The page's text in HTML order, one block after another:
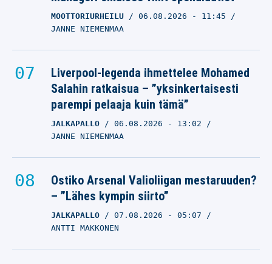
MOOTTORIURHEILU 06.08.2026 - 11:45
JANNE NIEMENMAA
Liverpool-legenda ihmettelee Mohamed
Salahin ratkaisua – ”yksinkertaisesti
parempi pelaaja kuin tämä”
JALKAPALLO 06.08.2026 - 13:02
JANNE NIEMENMAA
Ostiko Arsenal Valioliigan mestaruuden?
– ”Lähes kympin siirto”
JALKAPALLO 07.08.2026 - 05:07
ANTTI MAKKONEN